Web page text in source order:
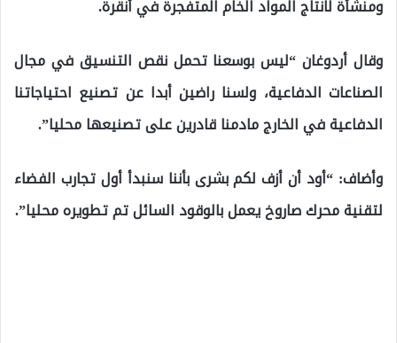
ومنشأة لانتاج المواد الخام المتفجرة في أنقرة.
وقال أردوغان “ليس بوسعنا تحمل نقص التنسيق في مجال
الصناعات الدفاعية، ولسنا راضين أبدا عن تصنيع احتياجاتنا
الدفاعية في الخارج مادمنا قادرين على تصنيعها محليا”.
وأضاف: “أود أن أزف لكم بشرى بأننا سنبدأ أول تجارب الفضاء
لتقنية محرك صاروخ يعمل بالوقود السائل تم تطويره محليا”.